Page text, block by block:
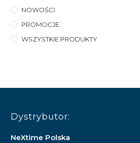
NOWOŚCI
PROMOCJE
WSZYSTKIE PRODUKTY
Dystrybutor:
NeXtime Polska